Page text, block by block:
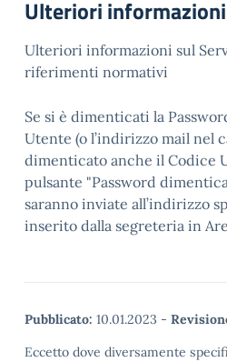
Ulteriori informazioni
Ulteriori informazioni sul
riferimenti normativi
Se si è dimenticati la
Utente (o l’indirizzo mail nel
dimenticato anche il Codice
pulsante "Password
saranno inviate all’indirizzo
inserito dalla segreteria in
Pubblicato: 10.01.2023 -
Eccetto dove diversamente